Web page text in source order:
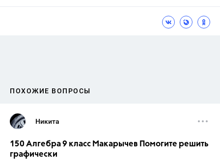
ПОХОЖИЕ ВОПРОСЫ
Никита
150 Алгебра 9 класс Макарычев Помогите решить
графически